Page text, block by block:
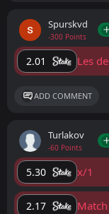
Spurskvd
-300 Points
2.01 Les
ADD COMMENT
Turlakov
-60 Points
5.30 x/1
2.17